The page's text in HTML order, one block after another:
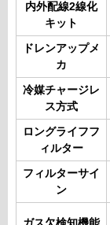
内外配線2線化
キット
ドレンアップメ
カ
冷媒チャージレ
ス方式
ロングライフフ
ィルター
フィルターサイ
ン